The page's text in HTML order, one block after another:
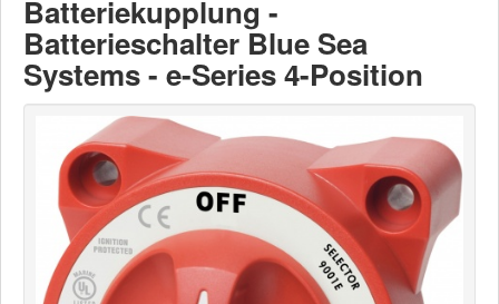
Ansprechpartner
Kontaktformular
Kunde werden
News
Produkte
Produkte
Neuheiten
Katalogcenter
Batteriekupplung -
Batterieschalter Blue Sea
Systems - e-Series 4-Position